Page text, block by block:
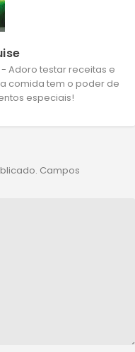
Adoro testar receitas e
comida tem o poder de
especiais!
Campos